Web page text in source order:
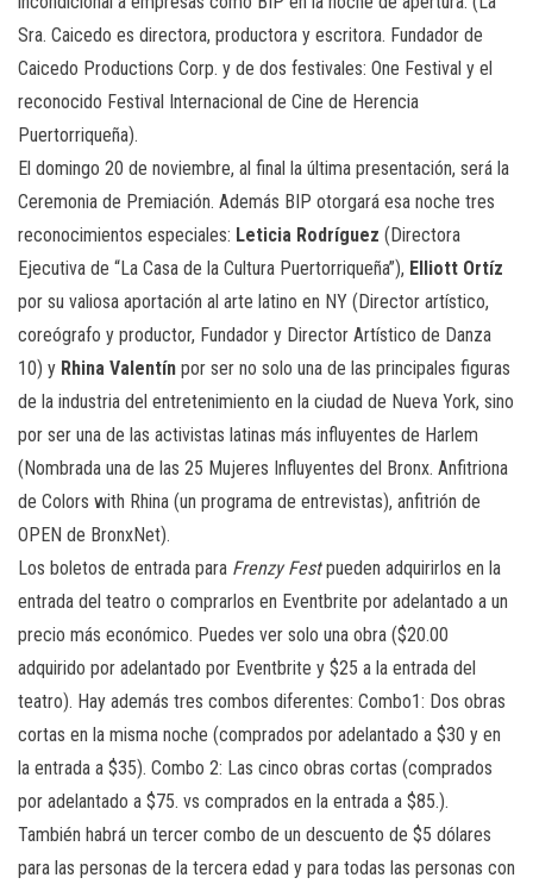
Sra. Caicedo es directora, productora y escritora. Fundador de
Caicedo Productions Corp. y de dos festivales: One Festival y el
reconocido Festival Internacional de Cine de Herencia
Puertorriqueña).
El domingo 20 de noviembre, al final la última presentación, será la
Ceremonia de Premiación. Además BIP otorgará esa noche tres
reconocimientos especiales: Leticia Rodríguez (Directora
Ejecutiva de “La Casa de la Cultura Puertorriqueña”), Elliott Ortíz
por su valiosa aportación al arte latino en NY (Director artístico,
coreógrafo y productor, Fundador y Director Artístico de Danza
10) y Rhina Valentín por ser no solo una de las principales figuras
de la industria del entretenimiento en la ciudad de Nueva York, sino
por ser una de las activistas latinas más influyentes de Harlem
(Nombrada una de las 25 Mujeres Influyentes del Bronx. Anfitriona
de Colors with Rhina (un programa de entrevistas), anfitrión de
OPEN de BronxNet).
Los boletos de entrada para Frenzy Festpueden adquirirlos en la
entrada del teatro o comprarlos en Eventbrite por adelantado a un
precio más económico. Puedes ver solo una obra ($20.00
adquirido por adelantado por Eventbrite y $25 a la entrada del
teatro). Hay además tres combos diferentes: Combo1: Dos obras
cortas en la misma noche (comprados por adelantado a $30 y en
la entrada a $35). Combo 2: Las cinco obras cortas (comprados
por adelantado a $75. vs comprados en la entrada a $85.).
También habrá un tercer combo de un descuento de $5 dólares
para las personas de la tercera edad y para todas las personas con